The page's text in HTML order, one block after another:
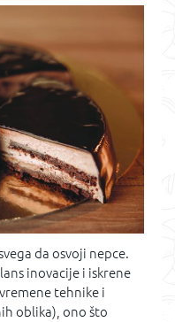
da osvoji nepce.
inovacije i iskrene
tehnike i
oblika), ono što